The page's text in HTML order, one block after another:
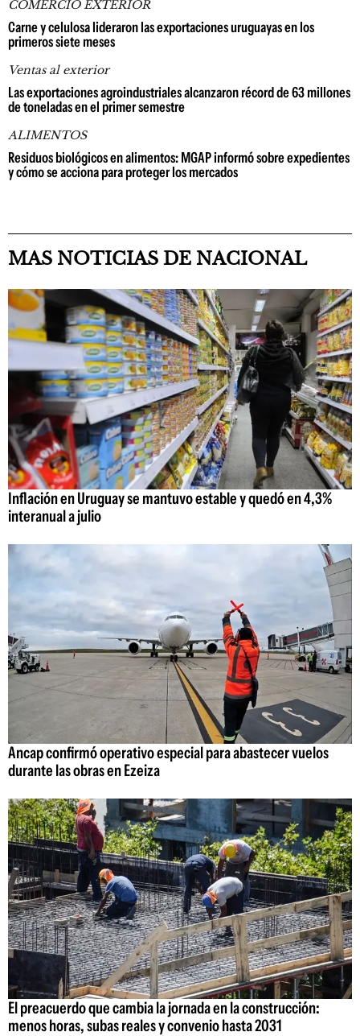
COMERCIO EXTERIOR
Carne y celulosa lideraron las exportaciones uruguayas en los
primeros siete meses
Ventas al exterior
Las exportaciones agroindustriales alcanzaron récord de 63 millones
de toneladas en el primer semestre
ALIMENTOS
Residuos biológicos en alimentos: MGAP informó sobre expedientes
y cómo se acciona para proteger los mercados
MAS NOTICIAS DE NACIONAL
Inflación en Uruguay se mantuvo estable y quedó en 4,3%
interanual a julio
Ancap confirmó operativo especial para abastecer vuelos
durante las obras en Ezeiza
El preacuerdo que cambia la jornada en la construcción:
menos horas, subas reales y convenio hasta 2031